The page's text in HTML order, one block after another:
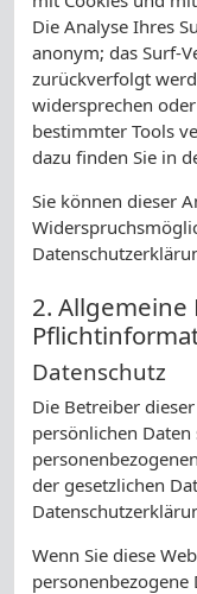
Die Analyse Ihres
anonym; das Surf-
zurückverfolgt
widersprechen
bestimmter Tools
dazu finden Sie in
Sie können dieser
2. Allgemeine
Datenschutz
Die Betreiber
persönlichen
der gesetzlichen
Wenn Sie diese
personenbezogene